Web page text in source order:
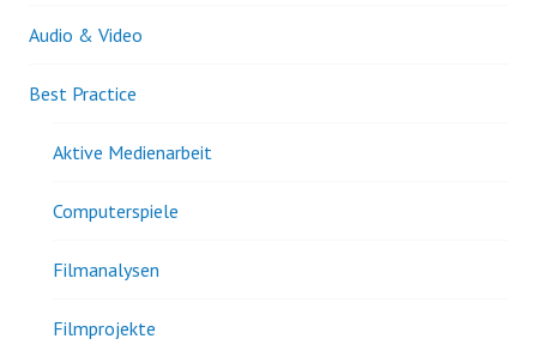
Audio & Video
Best Practice
Aktive Medienarbeit
Computerspiele
Filmanalysen
Filmprojekte